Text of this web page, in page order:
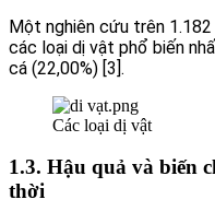
Một nghiên cứu trên
các loại dị vật phổ biến
cá (22,00%) [3].
Các loại dị vật
1.3. Hậu quả và biến
thời